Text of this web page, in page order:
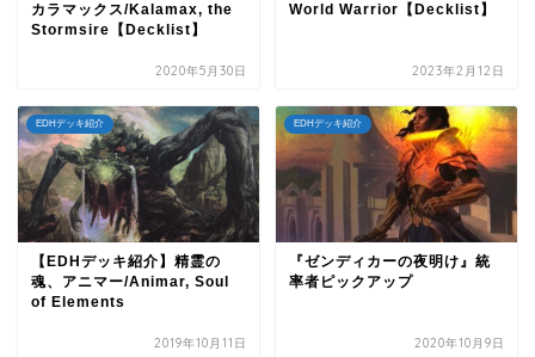
カラマックス/Kalamax, the
Stormsire【Decklist】
2020年5月30日
World Warrior【Decklist】
2023年2月12日
EDHデッキ紹介
【EDHデッキ紹介】精霊の
魂、アニマー/Animar, Soul
of Elements
2019年10月11日
EDHデッキ紹介
『ゼンディカーの夜明け』統
率者ピックアップ
2020年10月9日